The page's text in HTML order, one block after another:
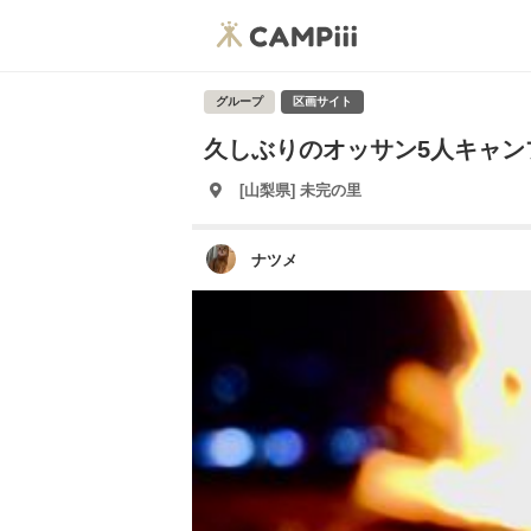
グループ 区画サイト
久しぶりのオッサン5人キャン
[山梨県] 未完の里
ナツメ